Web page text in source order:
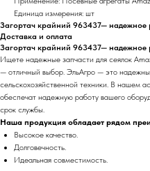
Единица измерения: шт
Загортач крайний 963437— надежное
Доставка и оплата
Загортач крайний 963437— надежное
Ищете надежные запчасти для сеялок
— отличный выбор. ЭльАгро — это
сельскохозяйственной техники. В нашем
обеспечат надежную работу вашего
срок службы.
Наша продукция обладает рядом
Высокое качество.
Долговечность.
Идеальная совместимость.